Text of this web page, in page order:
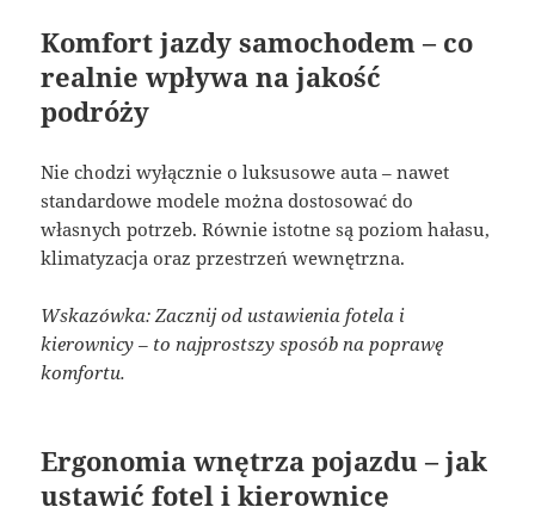
Komfort jazdy samochodem – co
realnie wpływa na jakość
podróży
Nie chodzi wyłącznie o luksusowe auta – nawet
standardowe modele można dostosować do
własnych potrzeb. Równie istotne są poziom hałasu,
klimatyzacja oraz przestrzeń wewnętrzna.
Wskazówka: Zacznij od ustawienia fotela i
kierownicy – to najprostszy sposób na poprawę
komfortu.
Ergonomia wnętrza pojazdu – jak
ustawić fotel i kierownicę